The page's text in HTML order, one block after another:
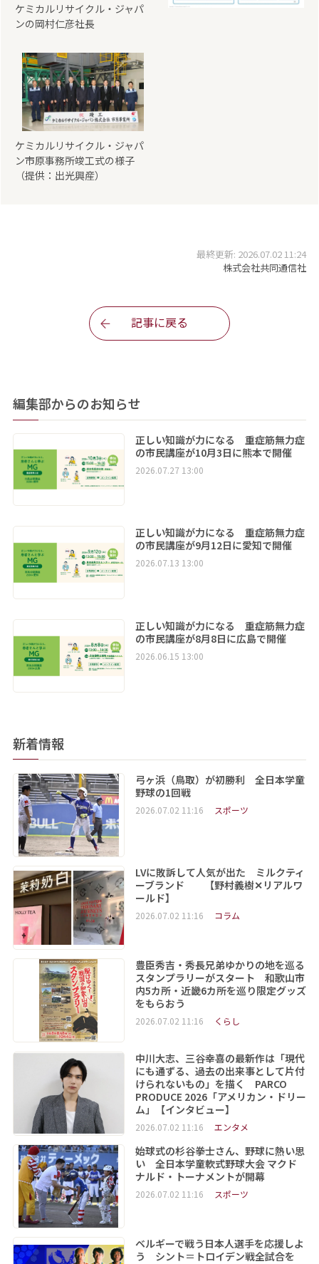
ケミカルリサイクル・ジャパ
ンの岡村仁彦社長
ケミカルリサイクル・ジャパ
ン市原事務所竣工式の様子
（提供：出光興産）
最終更新: 2026.07.02 11:24
株式会社共同通信社
記事に戻る
編集部からのお知らせ
正しい知識が力になる 重症筋無力症
の市民講座が10月3日に熊本で開催
2026.07.27 13:00
正しい知識が力になる 重症筋無力症
の市民講座が9月12日に愛知で開催
2026.07.13 13:00
正しい知識が力になる 重症筋無力症
の市民講座が8月8日に広島で開催
2026.06.15 13:00
新着情報
弓ヶ浜（鳥取）が初勝利 全日本学童
野球の1回戦
2026.07.02 11:16 スポーツ
LVに敗訴して人気が出た ミルクティ
ーブランド 【野村義樹✕リアルワ
ールド】
2026.07.02 11:16 コラム
豊臣秀吉・秀長兄弟ゆかりの地を巡る
スタンプラリーがスタート 和歌山市
内5カ所・近畿6カ所を巡り限定グッズ
をもらおう
2026.07.02 11:16 くらし
中川大志、三谷幸喜の最新作は「現代
にも通ずる、過去の出来事として片付
けられないもの」を描く PARCO
PRODUCE 2026「アメリカン・ドリー
ム」【インタビュー】
2026.07.02 11:16 エンタメ
始球式の杉谷拳士さん、野球に熱い思
い 全日本学童軟式野球大会 マクド
ナルド・トーナメントが開幕
2026.07.02 11:16 スポーツ
ベルギーで戦う日本人選手を応援しよ
う シント＝トロイデン戦全試合を